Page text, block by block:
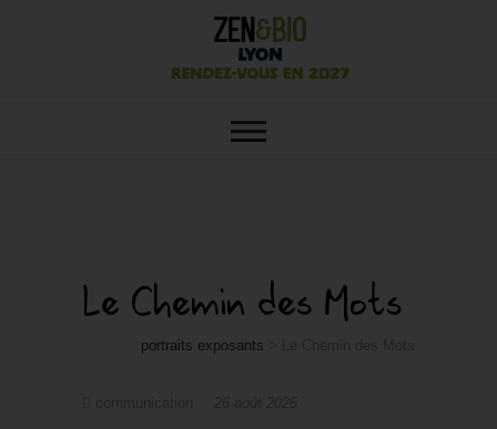
Salon Zen&Bio
SALON ÉCOLO, BIO, BIEN-ÊTRE
ET HABITAT SAIN
Le Chemin des Mots
portraits exposants